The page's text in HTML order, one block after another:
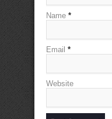
Name *
Email *
Website